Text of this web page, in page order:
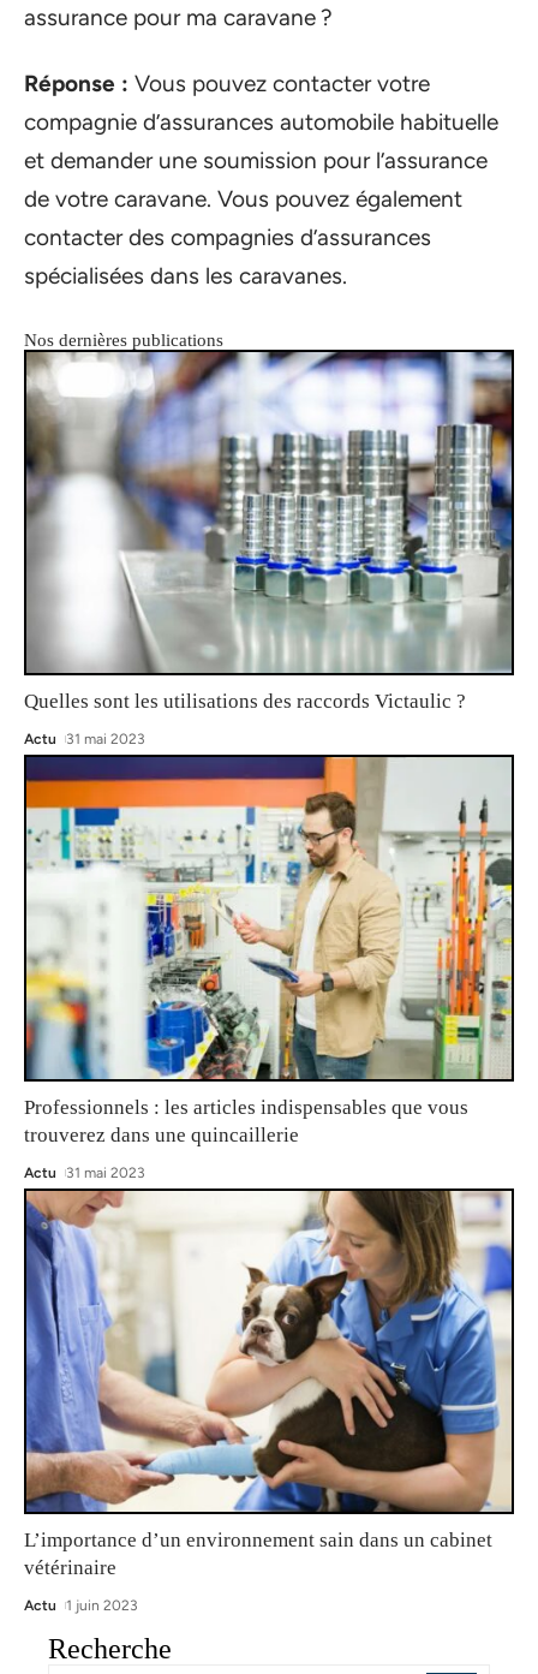
assurance pour ma caravane ?
Réponse : Vous pouvez contacter votre
compagnie d’assurances automobile habituelle
et demander une soumission pour l’assurance
de votre caravane. Vous pouvez également
contacter des compagnies d’assurances
spécialisées dans les caravanes.
Nos dernières publications
Quelles sont les utilisations des raccords Victaulic ?
Actu 31 mai 2023
Professionnels : les articles indispensables que vous
trouverez dans une quincaillerie
Actu 31 mai 2023
L’importance d’un environnement sain dans un cabinet
vétérinaire
Actu 1 juin 2023
Recherche